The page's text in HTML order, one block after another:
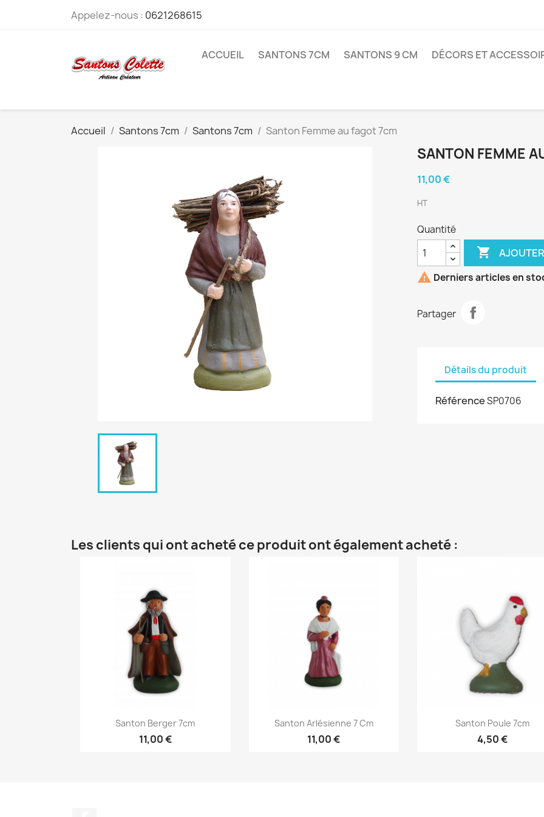
Appelez-nous : 0621268615
ACCUEIL SANTONS 7CM SANTONS 9 CM DÉCORS ET
Accueil Santons 7cm Santons 7cm Santon Femme au fagot 7cm
SANTON FEMME
11,00 €
HT
Quantité

 Derniers articles en
Partager
Détails du produit
RéférenceSP0706
Les clients qui ont acheté ce produit ont également acheté :
Aperçu rapide
Santon Berger 7cm
11,00 €
Aperçu rapide
Santon Arlésienne 7 Cm
11,00 €
Aperçu rapide
Santon Poule 7cm
4,50 €